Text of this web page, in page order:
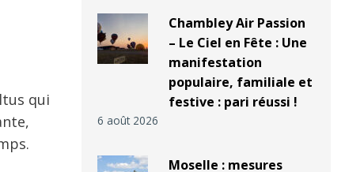
qui
Chambley Air Passion
– Le Ciel en Fête : Une
manifestation
populaire, familiale et
festive : pari réussi !
6 août 2026
Moselle : mesures